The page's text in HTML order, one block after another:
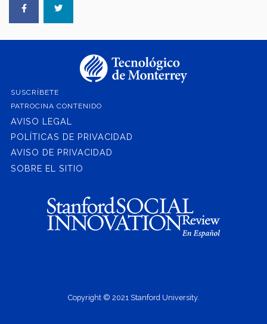
SUSCRÍBETE
PATROCINA CONTENIDO
AVISO LEGAL
POLÍTICAS DE PRIVACIDAD
AVISO DE PRIVACIDAD
SOBRE EL SITIO
Copyright © 2021 Stanford University.